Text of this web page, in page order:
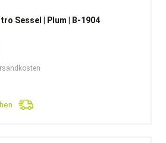
Sessel | Plum | B-1904